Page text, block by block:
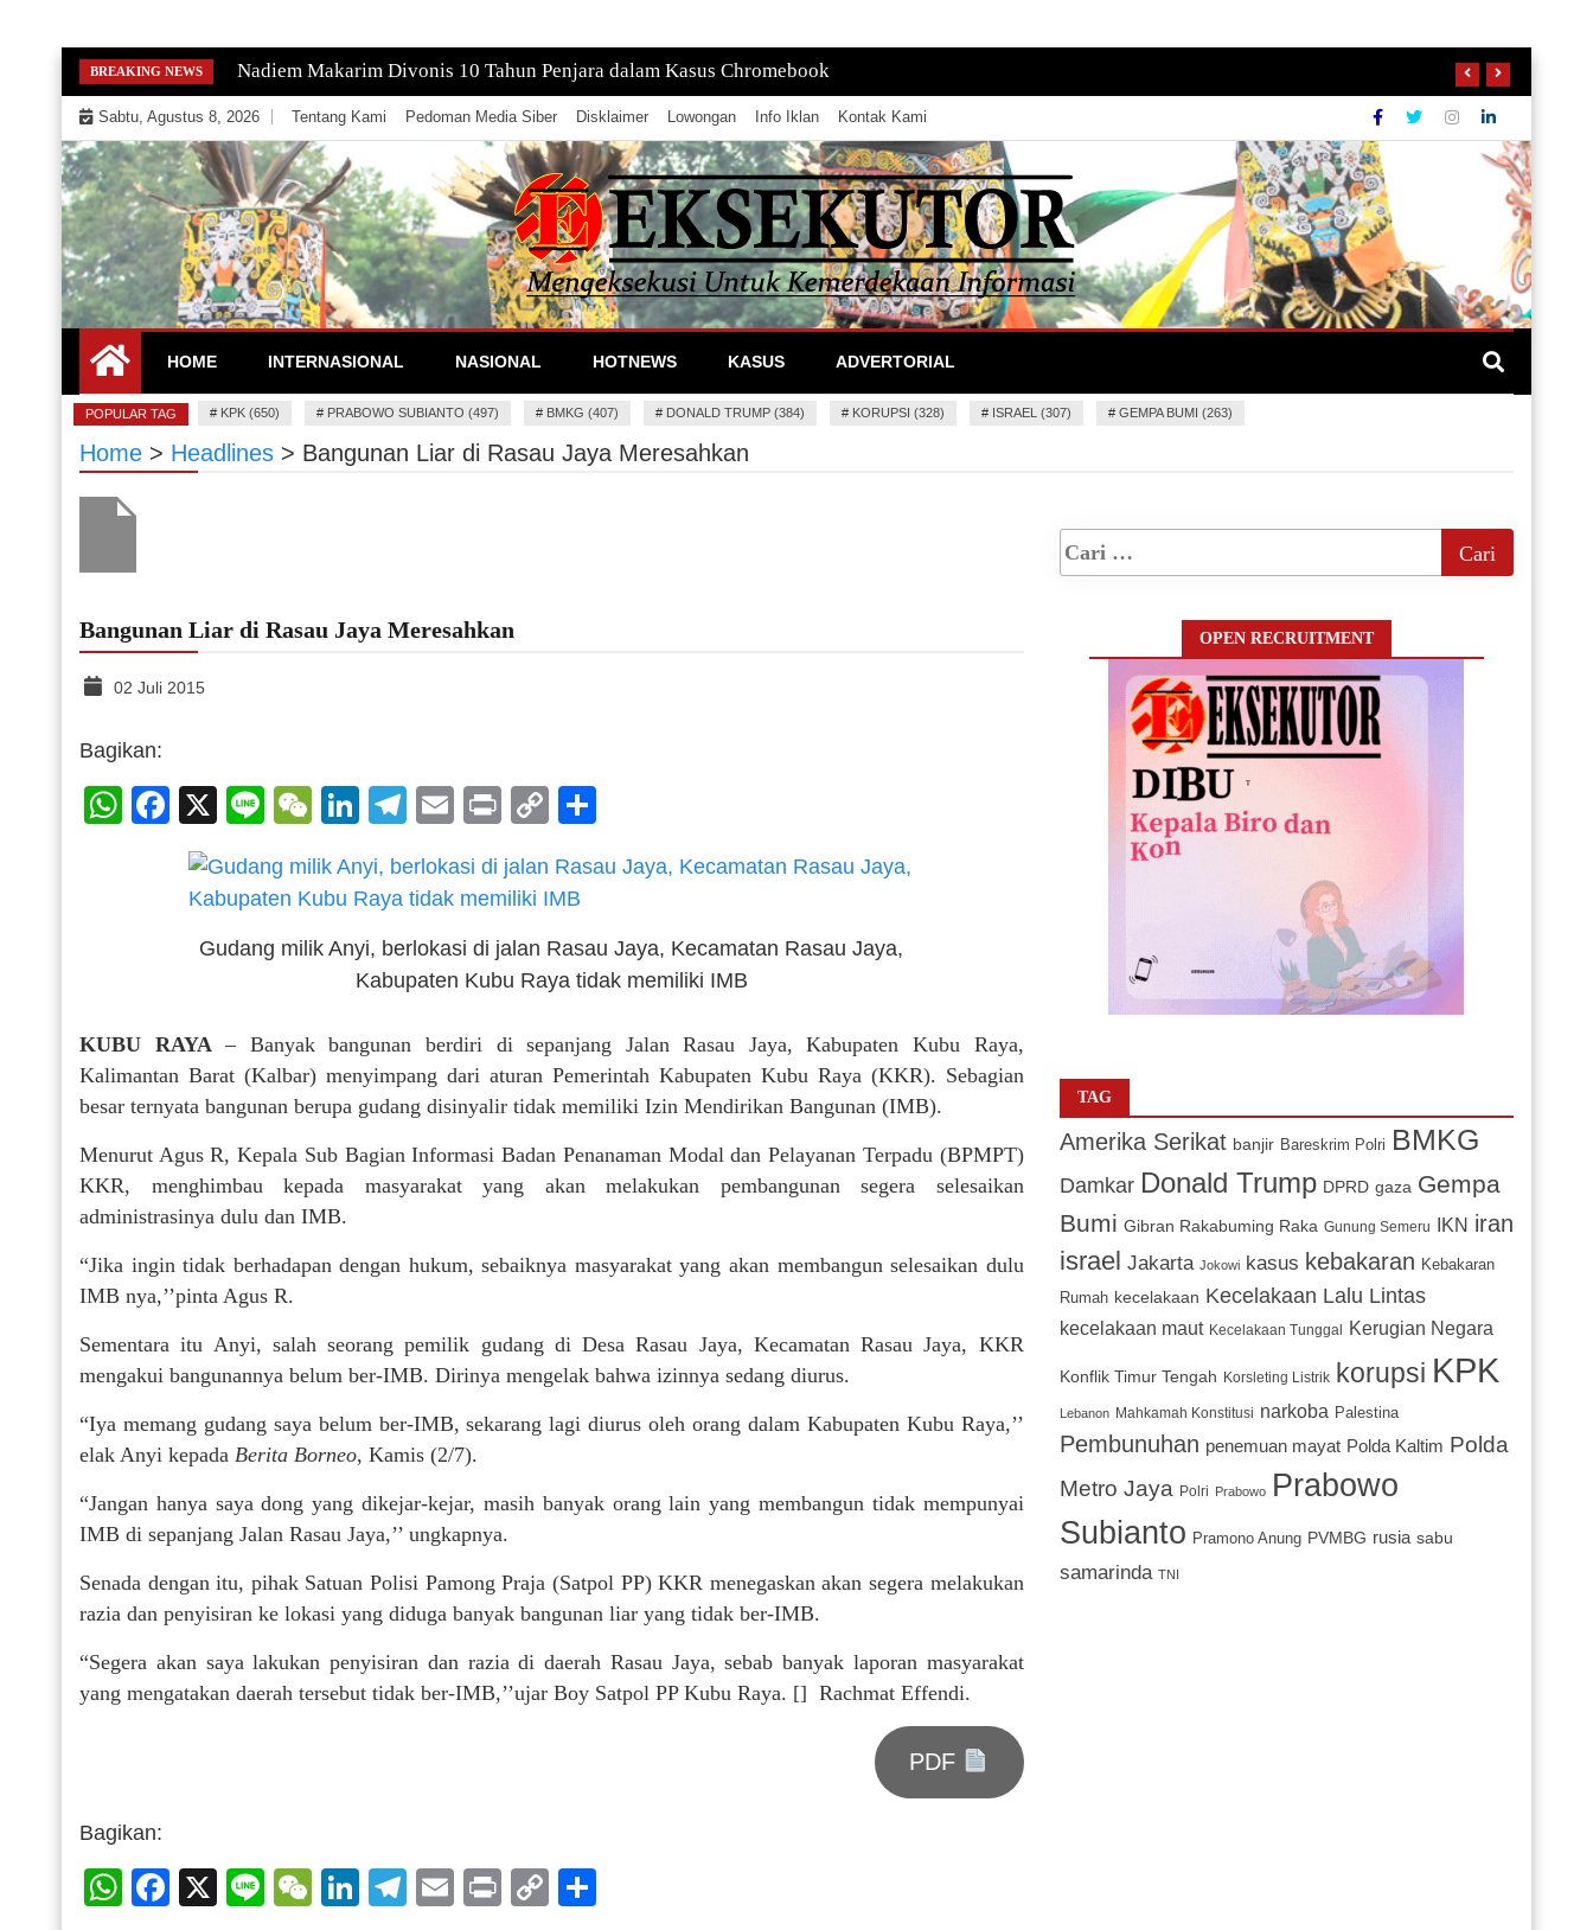
Skip
to
content
BREAKING NEWS Gempa Magnitudo 2,9 Guncang Pacitan, Pusatnya di Laut
Sabtu, Agustus 8, 2026 Tentang Kami Pedoman Media Siber Disklaimer Lowongan Info Iklan Kontak Kami
EKSEKUTOR
Mengeksekusi Berita Untuk Kemerdekaan dan Keadilan Informasi
HOME INTERNASIONAL NASIONAL HOTNEWS KASUS ADVERTORIAL
POPULAR TAG # KPK (650) # PRABOWO SUBIANTO (497) # BMKG (407) # DONALD TRUMP (384) # KORUPSI (328) # ISRAEL (307) # GEMPA BUMI (263)
Home > Headlines > Bangunan Liar di Rasau Jaya Meresahkan
Bangunan Liar di Rasau Jaya Meresahkan
02 Juli 2015
Bagikan:
WhatsApp
Facebook
X LineWeChat
LinkedIn
Telegram
EmailPrintCopy
Gudang milik Anyi, berlokasi di jalan Rasau Jaya, Kecamatan Rasau Jaya,
Kabupaten Kubu Raya tidak memiliki IMB
KUBU RAYA – Banyak bangunan berdiri di sepanjang Jalan Rasau Jaya, Kabupaten Kubu Raya,
Kalimantan Barat (Kalbar) menyimpang dari aturan Pemerintah Kabupaten Kubu Raya (KKR). Sebagian
besar ternyata bangunan berupa gudang disinyalir tidak memiliki Izin Mendirikan Bangunan (IMB).
Menurut Agus R, Kepala Sub Bagian Informasi Badan Penanaman Modal dan Pelayanan Terpadu (BPMPT)
KKR, menghimbau kepada masyarakat yang akan melakukan pembangunan segera selesaikan
administrasinya dulu dan IMB.
“Jika ingin tidak berhadapan dengan hukum, sebaiknya masyarakat yang akan membangun selesaikan dulu
IMB nya,’’pinta Agus R.
Sementara itu Anyi, salah seorang pemilik gudang di Desa Rasau Jaya, Kecamatan Rasau Jaya, KKR
mengakui bangunannya belum ber-IMB. Dirinya mengelak bahwa izinnya sedang diurus.
“Iya memang gudang saya belum ber-IMB, sekarang lagi diurus oleh orang dalam Kabupaten Kubu Raya,’’
elak Anyi kepada Berita Borneo, Kamis (2/7).
“Jangan hanya saya dong yang dikejar-kejar, masih banyak orang lain yang membangun tidak mempunyai
IMB di sepanjang Jalan Rasau Jaya,’’ ungkapnya.
Senada dengan itu, pihak Satuan Polisi Pamong Praja (Satpol PP) KKR menegaskan akan segera melakukan
razia dan penyisiran ke lokasi yang diduga banyak bangunan liar yang tidak ber-IMB.
“Segera akan saya lakukan penyisiran dan razia di daerah Rasau Jaya, sebab banyak laporan masyarakat
yang mengatakan daerah tersebut tidak ber-IMB,’’ujar Boy Satpol PP Kubu Raya. [] Rachmat Effendi.
PDF
Bagikan:
WhatsApp
Facebook
X LineWeChat
LinkedIn
Telegram
Email
PrintCopy
OPEN RECRUITMENT
TAG
Amerika Serikat banjir Bareskrim Polri BMKG
Damkar Donald Trump DPRD gaza Gempa
Bumi Gibran Rakabuming Raka Gunung Semeru IKN iran
israel Jakarta Jokowi kasus kebakaran Kebakaran
Rumah kecelakaan Kecelakaan Lalu Lintas
kecelakaan maut Kecelakaan Tunggal Kerugian Negara
Konflik Timur Tengah Korsleting Listrik korupsi KPK
Lebanon Mahkamah Konstitusi narkoba Palestina
Pembunuhan penemuan mayat Polda Kaltim Polda
Metro Jaya
Polri Prabowo
Prabowo
Subianto Pramono Anung PVMBG rusia sabu
samarinda TNI